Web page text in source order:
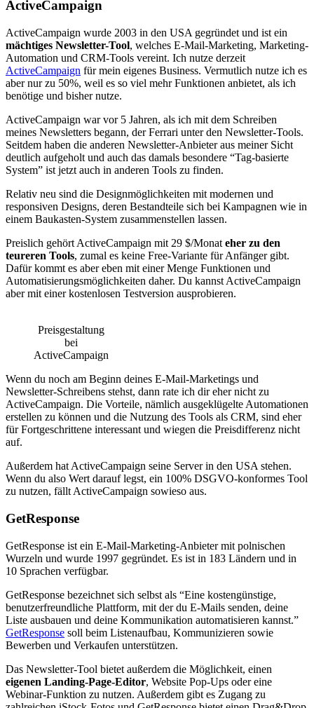
ActiveCampaign
ActiveCampaign wurde 2003 in den USA gegründet und ist ein
mächtiges Newsletter-Tool, welches E-Mail-Marketing, Marketing-
Automation und CRM-Tools vereint. Ich nutze derzeit
ActiveCampaign für mein eigenes Business. Vermutlich nutze ich es
aber nur zu 50%, weil es so viel mehr Funktionen anbietet, als ich
benötige und bisher nutze.
ActiveCampaign war vor 5 Jahren, als ich mit dem Schreiben
meines Newsletters begann, der Ferrari unter den Newsletter-Tools.
Seitdem haben die anderen Newsletter-Anbieter aus meiner Sicht
deutlich aufgeholt und auch das damals besondere “Tag-basierte
System” ist jetzt auch in anderen Tools zu finden.
Relativ neu sind die Designmöglichkeiten mit modernen und
responsiven Designs, deren Bestandteile sich bei Kampagnen wie in
einem Baukasten-System zusammenstellen lassen.
Preislich gehört ActiveCampaign mit 29 $/Monat eher zu den
teureren Tools, zumal es keine Free-Variante für Anfänger gibt.
Dafür kommt es aber eben mit einer Menge Funktionen und
Automatisierungsmöglichkeiten daher. Du kannst ActiveCampaign
aber mit einer kostenlosen Testversion ausprobieren.
Preisgestaltung
bei
ActiveCampaign
Wenn du noch am Beginn deines E-Mail-Marketings und
Newsletter-Schreibens stehst, dann rate ich dir eher nicht zu
ActiveCampaign. Die Vorteile, nämlich ausgeklügelte Automationen
erstellen zu können und die Nutzung des Tools als CRM, sind eher
für Fortgeschrittene interessant und wiegen die Preisdifferenz nicht
auf.
Außerdem hat ActiveCampaign seine Server in den USA stehen.
Wenn du also Wert darauf legst, ein 100% DSGVO-konformes Tool
zu nutzen, fällt ActiveCampaign sowieso aus.
GetResponse
GetResponse ist ein E-Mail-Marketing-Anbieter mit polnischen
Wurzeln und wurde 1997 gegründet. Es ist in 183 Ländern und in
10 Sprachen verfügbar.
GetResponse bezeichnet sich selbst als “Eine kostengünstige,
benutzerfreundliche Plattform, mit der du E-Mails senden, deine
Liste ausbauen und deine Kommunikation automatisieren kannst.”
GetResponse soll beim Listenaufbau, Kommunizieren sowie
Bewerben und Verkaufen unterstützen.
Das Newsletter-Tool bietet außerdem die Möglichkeit, einen
eigenen Landing-Page-Editor, Website Pop-Ups oder eine
Webinar-Funktion zu nutzen. Außerdem gibt es Zugang zu